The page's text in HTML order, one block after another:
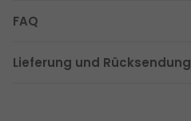
FAQ
Lieferung und Rücksendung